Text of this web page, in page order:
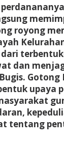
royong
dan
Gotong
upaya
tentang